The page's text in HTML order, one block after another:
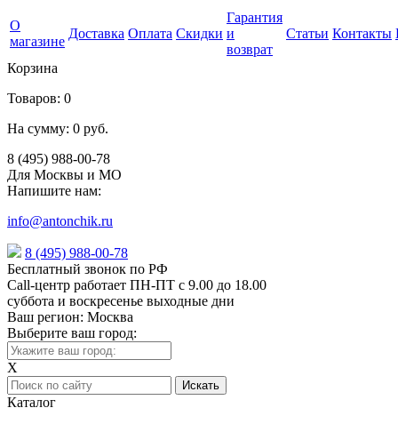
О
магазине
Доставка Оплата Скидки
Гарантия
и
возврат
Статьи Контакты
Корзина
Товаров: 0
На сумму: 0 руб.
8 (495) 988-00-78
Для Москвы и МО
Напишите нам:
info@antonchik.ru
8 (495) 988-00-78
Бесплатный звонок по РФ
Call-центр работает ПН-ПТ с 9.00 до 18.00
суббота и воскресенье выходные дни
Ваш регион: Москва
Выберите ваш город:
X
Каталог